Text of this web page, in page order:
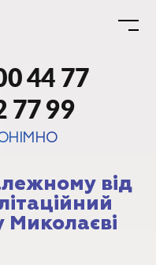
44 77
77 99
від
Миколаєві